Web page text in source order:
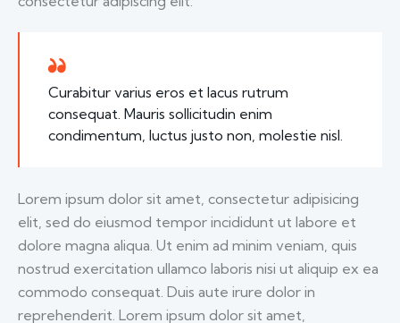
Curabitur varius eros et lacus rutrum
consequat. Mauris sollicitudin enim
condimentum, luctus justo non, molestie nisl.
Lorem ipsum dolor sit amet, consectetur adipisicing
elit, sed do eiusmod tempor incididunt ut labore et
dolore magna aliqua. Ut enim ad minim veniam, quis
nostrud exercitation ullamco laboris nisi ut aliquip ex ea
commodo consequat. Duis aute irure dolor in
reprehenderit. Lorem ipsum dolor sit amet,